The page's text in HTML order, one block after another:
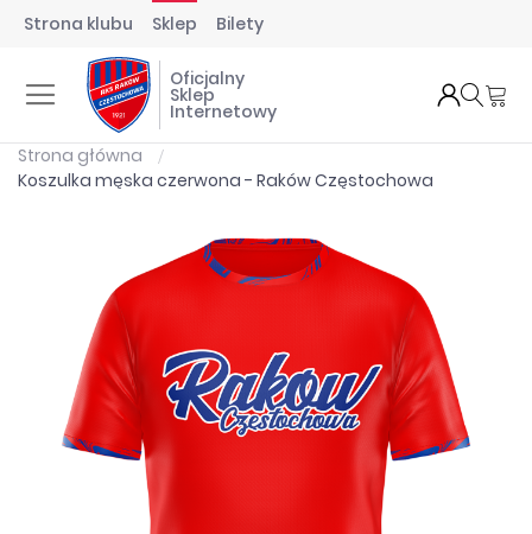
Strona klubu Sklep Bilety
Oficjalny
Sklep
Internetowy
Strona główna
Koszulka męska czerwona - Raków Częstochowa